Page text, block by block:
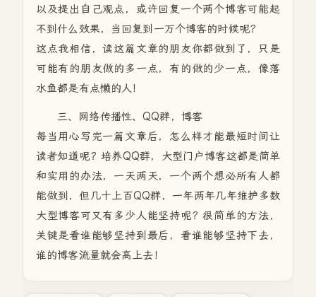
以及提出自己观点，或许回复一个两个博客可能起
不到什么效果，当回复到一万个博客的时候呢？
这点我相信，读这篇文章的朋友你都做到了，只是
可能有的朋友做的多一点，有的做的少一点，像落
水鱼都是有点懒的人！
三、网络传播性、QQ群，博客
每当用心写完一篇文章后，怎么样才能最短时间让
读者知道呢？培养QQ群，大型门户博客这都是简单
和实用的办法，一天两天，一个两个想必所有人都
能做到，但几十上百QQ群，一年两年几年维护多数
大型博客可又有多少人能坚持呢？很简单的方法，
关键是看谁能够坚持到最后，看谁能够坚持下去，
谁的博客流量就会高上去！